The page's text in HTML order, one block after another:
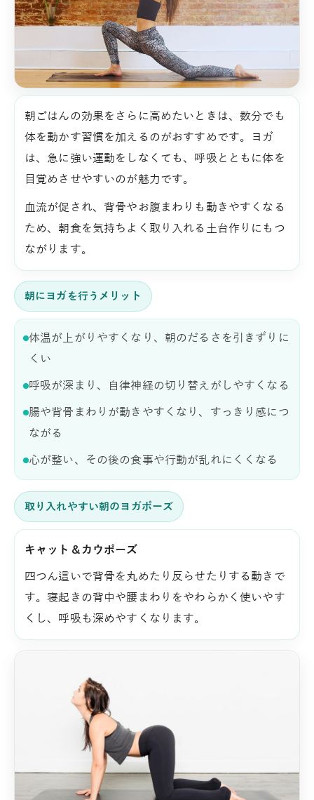
朝ごはんの効果をさらに高めたいときは、数分でも
体を動かす習慣を加えるのがおすすめです。ヨガ
は、急に強い運動をしなくても、呼吸とともに体を
目覚めさせやすいのが魅力です。
血流が促され、背骨やお腹まわりも動きやすくなる
ため、朝食を気持ちよく取り入れる土台作りにもつ
ながります。
朝にヨガを行うメリット
体温が上がりやすくなり、朝のだるさを引きずりに
くい
呼吸が深まり、自律神経の切り替えがしやすくなる
腸や背骨まわりが動きやすくなり、すっきり感につ
ながる
心が整い、その後の食事や行動が乱れにくくなる
取り入れやすい朝のヨガポーズ
キャット＆カウポーズ
四つん這いで背骨を丸めたり反らせたりする動きで
す。寝起きの背中や腰まわりをやわらかく使いやす
くし、呼吸も深めやすくなります。